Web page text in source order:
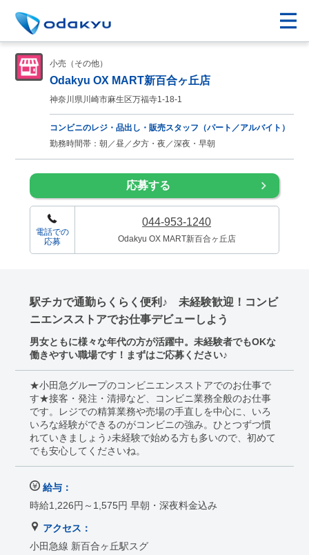
小売（その他）
Odakyu OX MART新百合ヶ丘店
神奈川県川崎市麻生区万福寺1-18-1
コンビニのレジ・品出し・販売スタッフ（パート／アルバイト）
勤務時間帯：朝／昼／夕方・夜／深夜・早朝
応募する
電話での
応募
044-953-1240
Odakyu OX MART新百合ヶ丘店
駅チカで通勤らくらく便利♪ 未経験歓迎！コンビ
ニエンスストアでお仕事デビューしよう
男女ともに様々な年代の方が活躍中。未経験者でもOKな
働きやすい職場です！まずはご応募ください♪
★小田急グループのコンビニエンスストアでのお仕事で
す★接客・発注・清掃など、コンビニ業務全般のお仕事
です。レジでの精算業務や売場の手直しを中心に、いろ
いろな経験ができるのがコンビニの強み。ひとつずつ慣
れていきましょう♪未経験で始める方も多いので、初めて
でも安心してくださいね。
給与：
時給1,226円～1,575円 早朝・深夜料金込み
アクセス：
小田急線 新百合ヶ丘駅スグ